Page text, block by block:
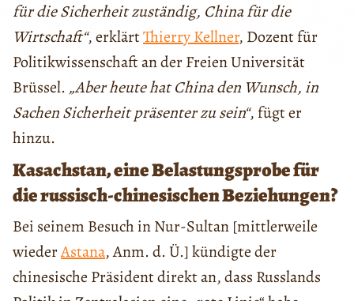
für die Sicherheit zuständig, China für die
Wirtschaft“, erklärtThierry Kellner, Dozent für
Politikwissenschaft an der Freien Universität
Brüssel.„Aber heute hat China den Wunsch, in
Sachen Sicherheit präsenter zu sein“, fügt er
hinzu.
Kasachstan, eine Belastungsprobe für
die russisch-chinesischen Beziehungen?
Bei seinem Besuch in Nur-Sultan [mittlerweile
wiederAstana, Anm. d. Ü.] kündigte der
chinesische Präsident direkt an, dass Russlands